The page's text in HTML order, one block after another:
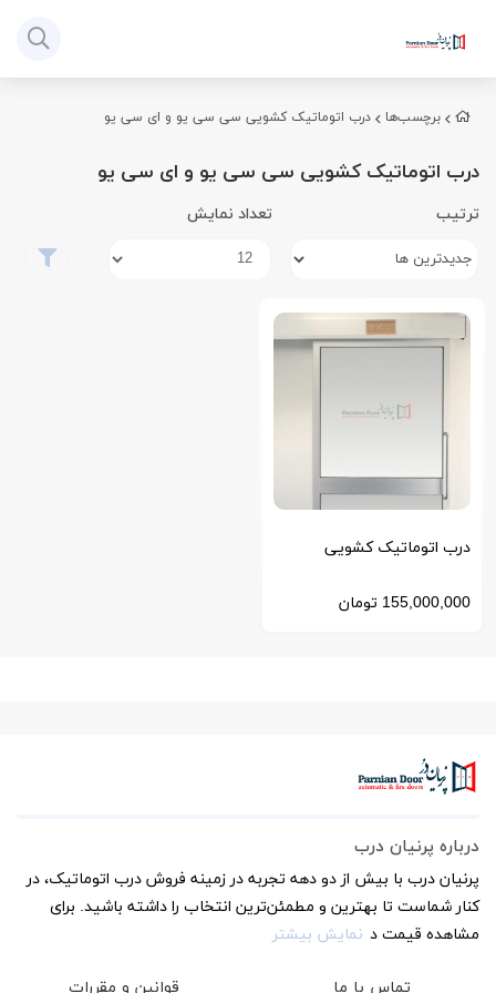
برچسب‌ها درب اتوماتیک کشویی سی سی یو و ای سی یو
درب اتوماتیک کشویی سی سی یو و ای سی یو
ترتیب تعداد نمایش
درب اتوماتیک کشویی
بیمارستانی CCU و ICU
155,000,000 تومان
درباره پرنیان درب
پرنیان درب با بیش از دو دهه تجربه در زمینه فروش درب اتوماتیک، در
کنار شماست تا بهترین و مطمئن‌ترین انتخاب را داشته باشید. برای
مشاهده قیمت د نمایش بیشتر
تماس با ما قوانین و مقررات